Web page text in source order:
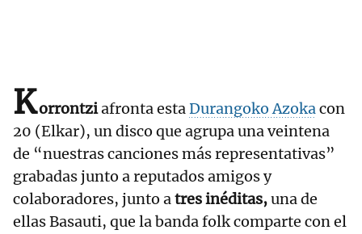
Korrontziafronta estaDurangoko Azokacon
20 (Elkar), un disco que agrupa una veintena
de “nuestras canciones más representativas”
grabadas junto a reputados amigos y
colaboradores, junto atres inéditas,una de
ellas Basauti, que la banda folk comparte con el